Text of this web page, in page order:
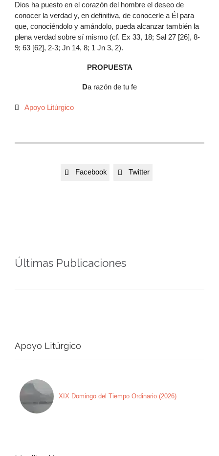
Dios ha puesto en el corazón del hombre el deseo de
conocer la verdad y, en definitiva, de conocerle a Él para
que, conociéndolo y amándolo, pueda alcanzar también la
plena verdad sobre sí mismo (cf. Ex 33, 18; Sal 27 [26], 8-
9; 63 [62], 2-3; Jn 14, 8; 1 Jn 3, 2).
PROPUESTA
Da razón de tu fe
 Autor
Apoyo Litúrgico
 Facebook  Twitter
Últimas Publicaciones
Apoyo Litúrgico
XIX Domingo del Tiempo Ordinario (2026)